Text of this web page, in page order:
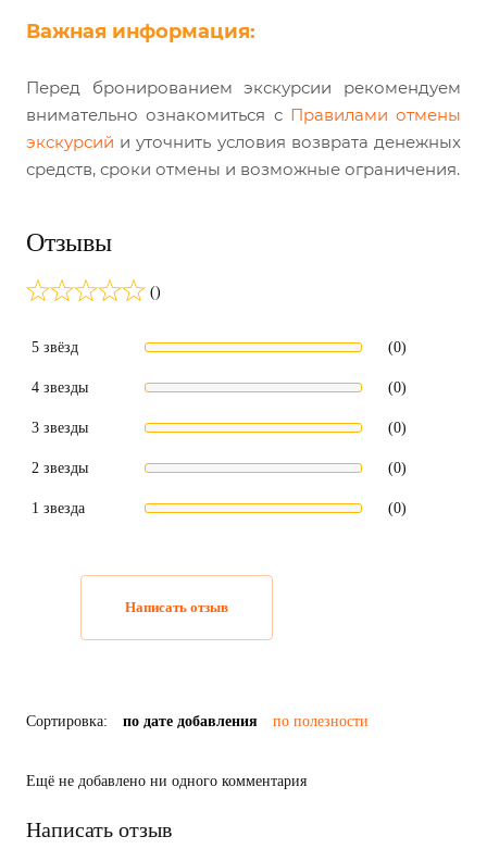
Важная информация:
Перед бронированием экскурсии рекомендуем
внимательно ознакомиться с Правилами отмены
экскурсий и уточнить условия возврата денежных
средств, сроки отмены и возможные ограничения.
Отзывы
()
5 звёзд (0)
4 звезды (0)
3 звезды (0)
2 звезды (0)
1 звезда (0)
Написать отзыв
Сортировка: по дате добавления по полезности
Ещё не добавлено ни одного комментария
Написать отзыв